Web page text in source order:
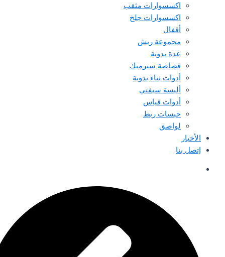
اكسسوارات مثقب
اكسسوارات جلخ
أقفال
مجموعة ريش
عدة يدوية
قصاصة سيرميك
أدوات بناء يدوية
ألبسة سيفتي
أدوات قياس
حبسات ربط
لواصق
الأخبار
إتصل بنا